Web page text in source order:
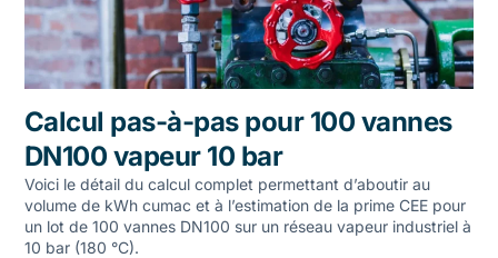
Calcul pas-à-pas pour 100 vannes
DN100 vapeur 10 bar
Voici le détail du calcul complet permettant d’aboutir au
volume de kWh cumac et à l’estimation de la prime CEE pour
un lot de 100 vannes DN100 sur un réseau vapeur industriel à
10 bar (180 °C).